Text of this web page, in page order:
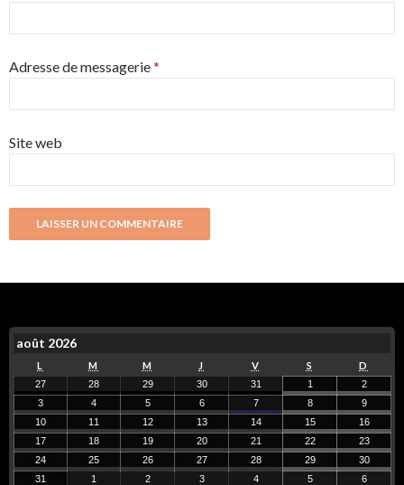
Adresse de messagerie*
Site web
août 2026
L M M J V S D
27 28 29 30 31 1
2
3
4 5 6 7 8
9
10
11 12 13 14 15
16
17
18 19 20 21 22
23
24
25 26 27 28 29
30
31
1 2 3 4 5 6